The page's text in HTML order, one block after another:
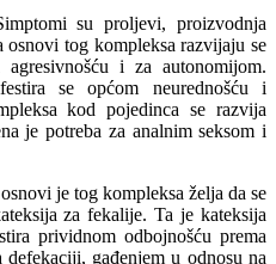
su proljevi, proizvodnja
tog kompleksa razvijaju se
i za autonomijom.
se općom neurednošću i
kod pojedinca se razvija
je potreba za analnim seksom i
je tog kompleksa želja da se
za fekalije. Ta je kateksija
prividnom odbojnošću prema
gađenjem u odnosu na